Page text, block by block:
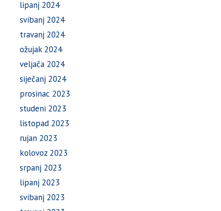
lipanj 2024
svibanj 2024
travanj 2024
ožujak 2024
veljača 2024
siječanj 2024
prosinac 2023
studeni 2023
listopad 2023
rujan 2023
kolovoz 2023
srpanj 2023
lipanj 2023
svibanj 2023